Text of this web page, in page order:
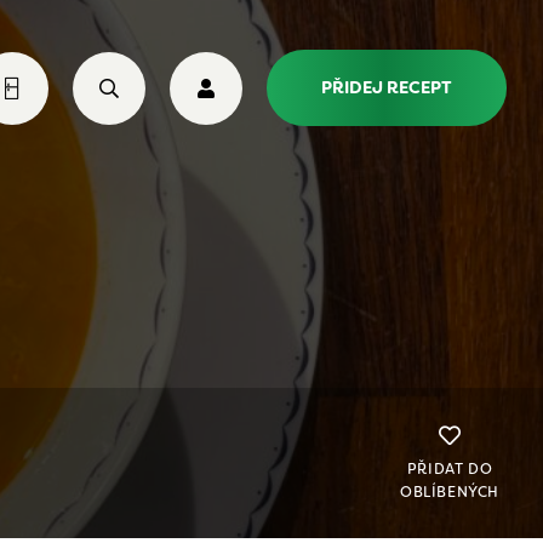
PŘIDEJ RECEPT
PŘIDAT DO
OBLÍBENÝCH